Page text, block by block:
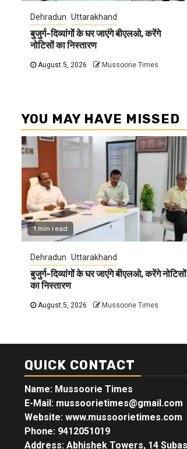
Dehradun Uttarakhand
बुजुर्ग-दिव्यांगों के घर जाएंगे बीएलओ, करेंगे
नोटिसों का निस्तारण
August 5, 2026 Mussoorie Times
YOU MAY HAVE MISSED
1 min read
Dehradun Uttarakhand
बुजुर्ग-दिव्यांगों के घर जाएंगे बीएलओ, करेंगे नोटिसों
का निस्तारण
August 5, 2026 Mussoorie Times
QUICK CONTACT
Name: Mussoorie Times
E-Mail: mussoorietimes@gmail.com
Website: www.mussoorietimes.com
Phone: 9412051019
Address: Abhishek Towers, 14